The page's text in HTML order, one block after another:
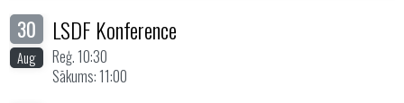
30
Aug
LSDF Konference
Reģ. 10:30
Sākums: 11:00